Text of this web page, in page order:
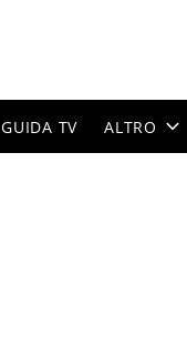
GUIDA TV ALTRO